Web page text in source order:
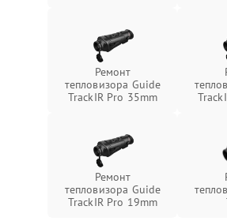
Ремонт
тепловизора Guide
TrackIR Pro 35mm
Ремонт
тепловизора Guide
TrackIR Pro 19mm